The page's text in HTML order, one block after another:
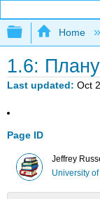
Expand/
Home
1.6:
Last updated Oct
Page ID
Jeffrey
University